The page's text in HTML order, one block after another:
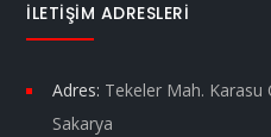
İLETIŞIM ADRESLERI
Adres: Tekeler Mah. Karasu
Sakarya